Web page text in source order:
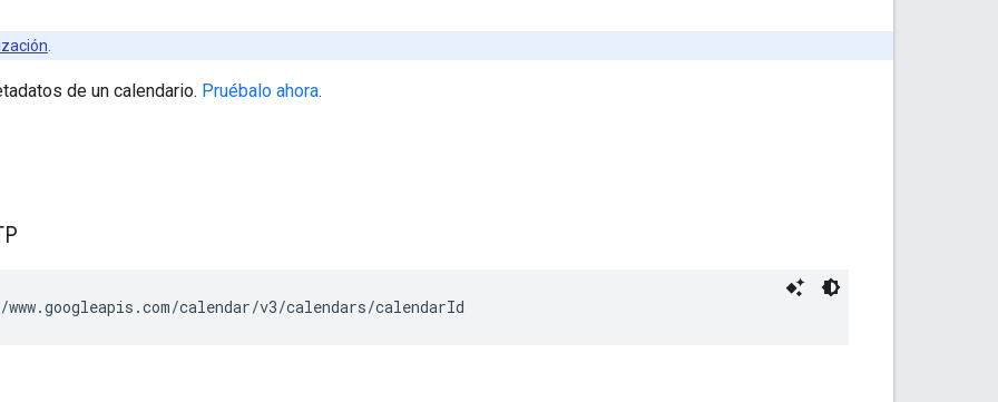
de un calendario. Pruébalo ahora.
www.googleapis.com/calendar/v3/calendars/calendarId